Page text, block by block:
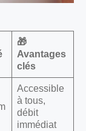
🎁
Avantages
clés
Accessible
à tous,
débit
immédiat